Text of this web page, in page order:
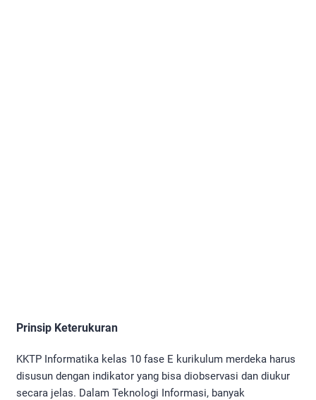
Prinsip Keterukuran
KKTP Informatika kelas 10 fase E kurikulum merdeka harus
disusun dengan indikator yang bisa diobservasi dan diukur
secara jelas. Dalam Teknologi Informasi, banyak